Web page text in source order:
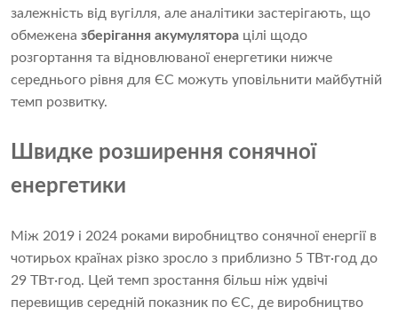
залежність від вугілля, але аналітики застерігають, що
обмежена зберігання акумулятора цілі щодо
розгортання та відновлюваної енергетики нижче
середнього рівня для ЄС можуть уповільнити майбутній
темп розвитку.
Швидке розширення сонячної
енергетики
Між 2019 і 2024 роками виробництво сонячної енергії в
чотирьох країнах різко зросло з приблизно 5 ТВт·год до
29 ТВт·год. Цей темп зростання більш ніж удвічі
перевищив середній показник по ЄС, де виробництво